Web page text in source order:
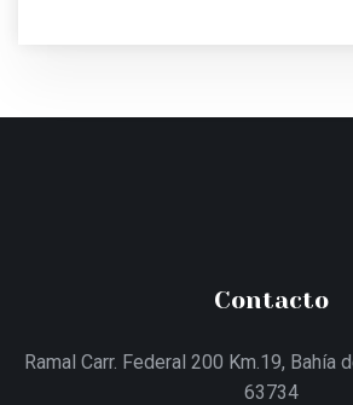
Contacto
Ramal Carr. Federal 200 Km.19, Bahía
63734